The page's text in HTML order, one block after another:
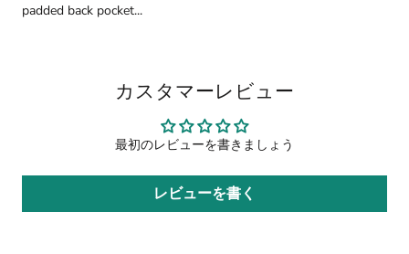
padded back pocket...
カスタマーレビュー
最初のレビューを書きましょう
レビューを書く